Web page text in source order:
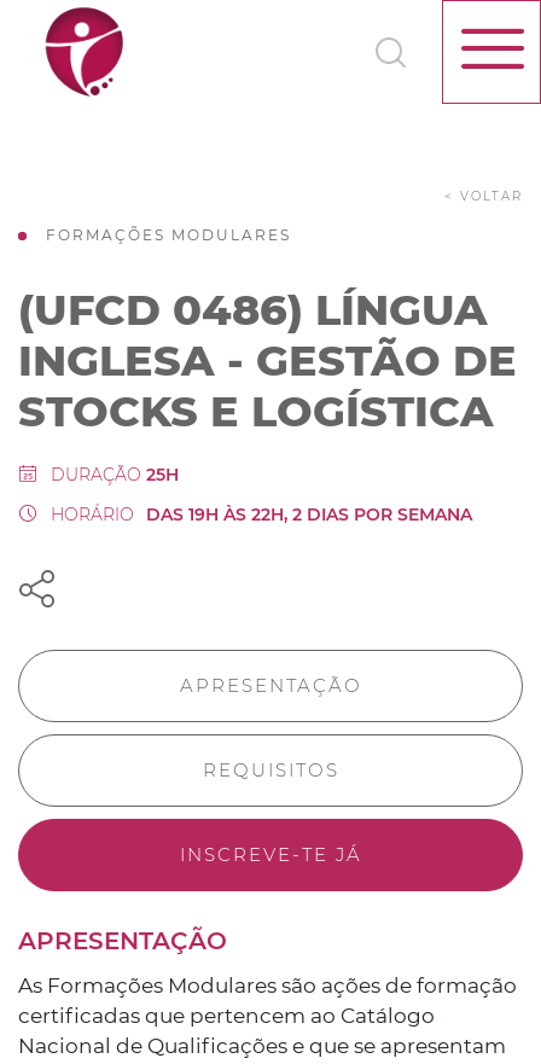
FORMAÇÕES MODULARES
< VOLTAR
(UFCD 0486) LÍNGUA
INGLESA - GESTÃO DE
STOCKS E LOGÍSTICA
DURAÇÃO 25H
HORÁRIO
DAS 19H ÀS 22H, 2 DIAS POR SEMANA
APRESENTAÇÃO
As Formações Modulares são ações de formação
certificadas que pertencem ao Catálogo
Nacional de Qualificações e que se apresentam
APRESENTAÇÃO
REQUISITOS
INSCREVE-TE JÁ